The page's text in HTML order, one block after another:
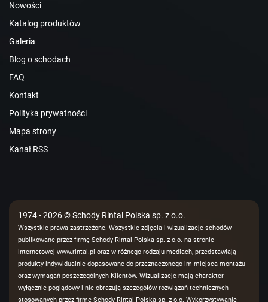
Nowości
Katalog produktów
Galeria
Blog o schodach
FAQ
Kontakt
Polityka prywatności
Mapa strony
Kanał RSS
1974 - 2026 © Schody Rintal Polska sp. z o.o.
Wszystkie prawa zastrzeżone. Wszystkie zdjęcia i wizualizacje schodów
publikowane przez firmę Schody Rintal Polska sp. z o.o. na stronie
internetowej www.rintal.pl oraz w różnego rodzaju mediach, przedstawiają
produkty indywidualnie dopasowane do przeznaczonego im miejsca montażu
oraz wymagań poszczególnych Klientów. Wizualizacje mają charakter
wyłącznie poglądowy i nie obrazują szczegółów rozwiązań technicznych
stosowanych przez firmę Schody Rintal Polska sp. z o.o. Wykorzystywanie